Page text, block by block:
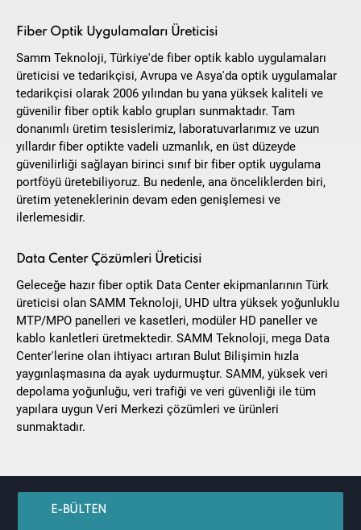
Fiber Optik Uygulamaları Üreticisi
Samm Teknoloji, Türkiye'de fiber optik kablo uygulamaları
üreticisi ve tedarikçisi, Avrupa ve Asya'da optik uygulamalar
tedarikçisi olarak 2006 yılından bu yana yüksek kaliteli ve
güvenilir fiber optik kablo grupları sunmaktadır. Tam
donanımlı üretim tesislerimiz, laboratuvarlarımız ve uzun
yıllardır fiber optikte vadeli uzmanlık, en üst düzeyde
güvenilirliği sağlayan birinci sınıf bir fiber optik uygulama
portföyü üretebiliyoruz. Bu nedenle, ana önceliklerden biri,
üretim yeteneklerinin devam eden genişlemesi ve
ilerlemesidir.
Data Center Çözümleri Üreticisi
Geleceğe hazır fiber optik Data Center ekipmanlarının Türk
üreticisi olan SAMM Teknoloji, UHD ultra yüksek yoğunluklu
MTP/MPO panelleri ve kasetleri, modüler HD paneller ve
kablo kanletleri üretmektedir. SAMM Teknoloji, mega Data
Center'lerine olan ihtiyacı artıran Bulut Bilişimin hızla
yaygınlaşmasına da ayak uydurmuştur. SAMM, yüksek veri
depolama yoğunluğu, veri trafiği ve veri güvenliği ile tüm
yapılara uygun Veri Merkezi çözümleri ve ürünleri
sunmaktadır.
E-BÜLTEN